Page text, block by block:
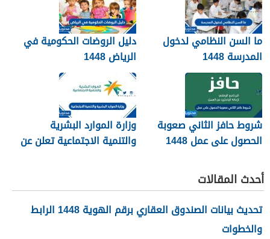
ما السن النظامي لدخول
المدرسة 1448
دليل الروضات الحكومية في
الرياض 1448
شروط حافز الثاني صعوبة
الحصول على عمل 1448
وزارة الموارد البشرية
والتنمية الاجتماعية تعلن عن
1448
أحدث المقالات
تحديث بيانات الصندوق العقاري برقم الهوية 1448 الرابط
والخطوات